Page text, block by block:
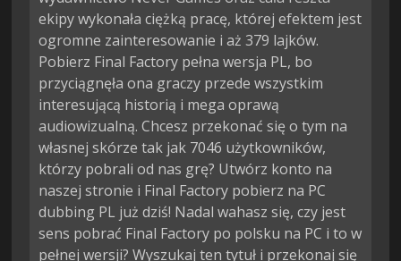
ekipy wykonała ciężką pracę, której efektem jest
ogromne zainteresowanie i aż 379 lajków.
Pobierz Final Factory pełna wersja PL, bo
przyciągnęła ona graczy przede wszystkim
interesującą historią i mega oprawą
audiowizualną. Chcesz przekonać się o tym na
własnej skórze tak jak 7046 użytkowników,
którzy pobrali od nas grę? Utwórz konto na
naszej stronie i Final Factory pobierz na PC
dubbing PL już dziś! Nadal wahasz się, czy jest
sens pobrać Final Factory po polsku na PC i to w
pełnej wersji? Wyszukaj ten tytuł i przekonaj się